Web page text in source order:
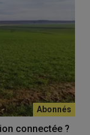
connectée ?